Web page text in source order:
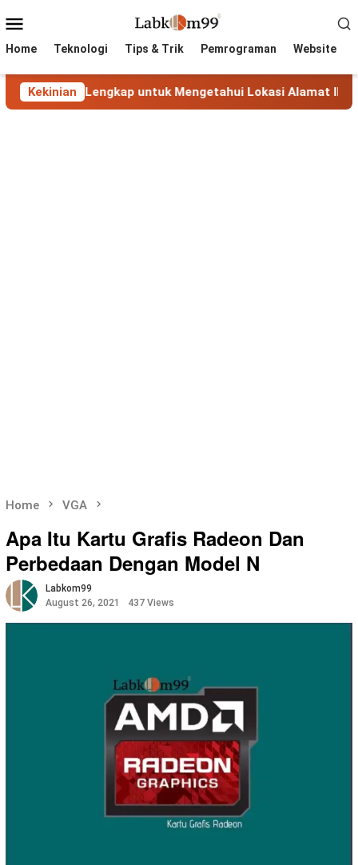
to
Menu
Home Teknologi Tips & Trik Pemrograman Website
Kekinian
Lengkap untuk Mengetahui Lokasi Alamat IP
Home VGA
Apa Itu Kartu Grafis Radeon Dan
Perbedaan Dengan Model N
Labkom99
August 26, 2021
437 Views